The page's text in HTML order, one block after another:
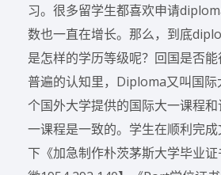
习。很多留学生都喜欢申请
数也一直在增长。那么，到底
是怎样的学历等级呢？回国是否
普遍的认知里，Diploma又叫国际
个国外大学提供的国际大一课程
一课程是一致的。学生在顺利完
下《加急制作朴茨茅斯大学毕业